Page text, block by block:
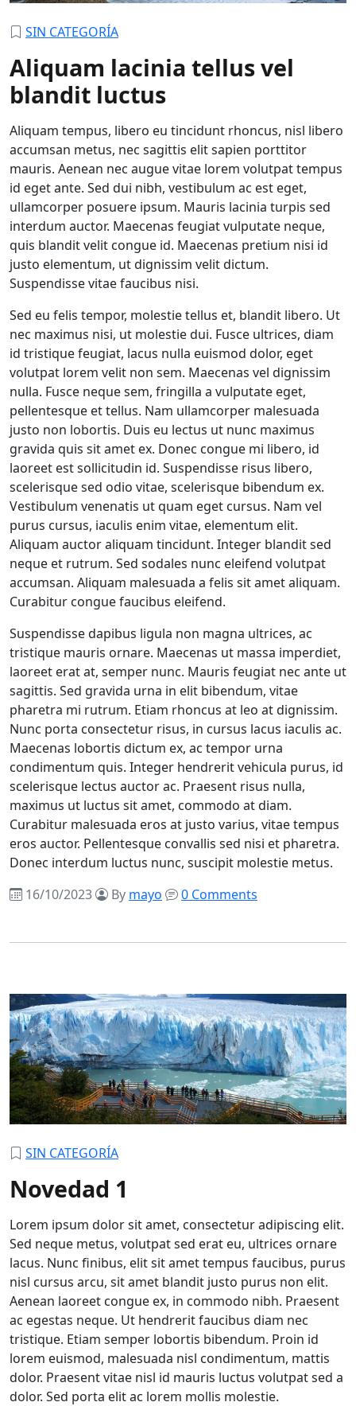
SIN CATEGORÍA
Aliquam lacinia tellus vel
blandit luctus
Aliquam tempus, libero eu tincidunt rhoncus, nisl libero
accumsan metus, nec sagittis elit sapien porttitor
mauris. Aenean nec augue vitae lorem volutpat tempus
id eget ante. Sed dui nibh, vestibulum ac est eget,
ullamcorper posuere ipsum. Mauris lacinia turpis sed
interdum auctor. Maecenas feugiat vulputate neque,
quis blandit velit congue id. Maecenas pretium nisi id
justo elementum, ut dignissim velit dictum.
Suspendisse vitae faucibus nisi.
Sed eu felis tempor, molestie tellus et, blandit libero. Ut
nec maximus nisi, ut molestie dui. Fusce ultrices, diam
id tristique feugiat, lacus nulla euismod dolor, eget
volutpat lorem velit non sem. Maecenas vel dignissim
nulla. Fusce neque sem, fringilla a vulputate eget,
pellentesque et tellus. Nam ullamcorper malesuada
justo non lobortis. Duis eu lectus ut nunc maximus
gravida quis sit amet ex. Donec congue mi libero, id
laoreet est sollicitudin id. Suspendisse risus libero,
scelerisque sed odio vitae, scelerisque bibendum ex.
Vestibulum venenatis ut quam eget cursus. Nam vel
purus cursus, iaculis enim vitae, elementum elit.
Aliquam auctor aliquam tincidunt. Integer blandit sed
neque et rutrum. Sed sodales nunc eleifend volutpat
accumsan. Aliquam malesuada a felis sit amet aliquam.
Curabitur congue faucibus eleifend.
Suspendisse dapibus ligula non magna ultrices, ac
tristique mauris ornare. Maecenas ut massa imperdiet,
laoreet erat at, semper nunc. Mauris feugiat nec ante ut
sagittis. Sed gravida urna in elit bibendum, vitae
pharetra mi rutrum. Etiam rhoncus at leo at dignissim.
Nunc porta consectetur risus, in cursus lacus iaculis ac.
Maecenas lobortis dictum ex, ac tempor urna
condimentum quis. Integer hendrerit vehicula purus, id
scelerisque lectus auctor ac. Praesent risus nulla,
maximus ut luctus sit amet, commodo at diam.
Curabitur malesuada eros at justo varius, vitae tempus
eros auctor. Pellentesque convallis sed nisi et pharetra.
Donec interdum luctus nunc, suscipit molestie metus.
16/10/2023
By mayo 0 Comments
SIN CATEGORÍA
Novedad 1
Lorem ipsum dolor sit amet, consectetur adipiscing elit.
Sed neque metus, volutpat sed erat eu, ultrices ornare
lacus. Nunc finibus, elit sit amet tempus faucibus, purus
nisl cursus arcu, sit amet blandit justo purus non elit.
Aenean laoreet congue ex, in commodo nibh. Praesent
ac egestas neque. Ut hendrerit faucibus diam nec
tristique. Etiam semper lobortis bibendum. Proin id
lorem euismod, malesuada nisl condimentum, mattis
dolor. Praesent vitae nisl id mauris luctus volutpat sed a
dolor. Sed porta elit ac lorem mollis molestie.